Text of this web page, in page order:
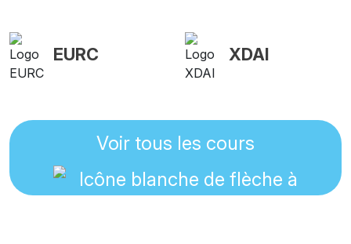
EURC XDAI
Voir tous les cours